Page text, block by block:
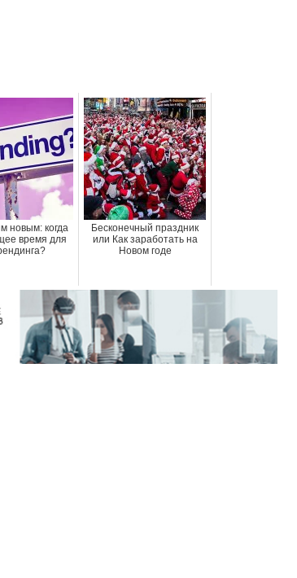
новым: когда
время для
Бесконечный праздник
или Как заработать на
Новом годе